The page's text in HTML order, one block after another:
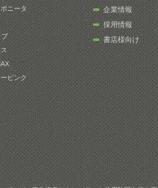
ニータ
ブ
ピンク
企業情報
採用情報
書店様向け